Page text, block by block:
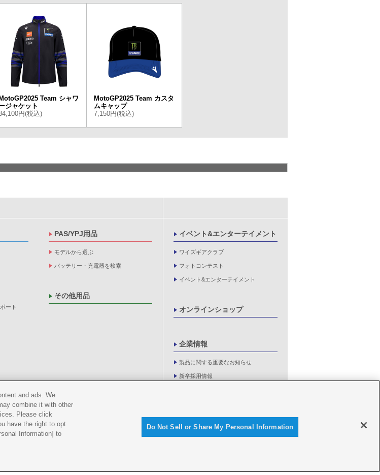
MotoGP2025 Team シャワ
ジャケット
円(税込)
MotoGP2025 Team カスタ
ムキャップ
7,150円(税込)
ート
PAS/YPJ用品
モデルから選ぶ
バッテリー・充電器を検索
その他用品
イベント&エンターテイメント
ワイズギアクラブ
フォトコンテスト
イベント&エンターテイメント
オンラインショップ
企業情報
製品に関する重要なお知らせ
新卒採用情報
and ads. We
combine it with other
Please click
have the right to opt
Information] to
Do Not Sell or Share My Personal Information